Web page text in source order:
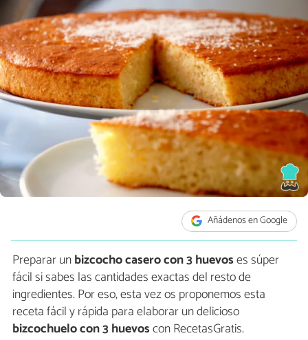
Añádenos en Google
Preparar unbizcocho casero con 3 huevoses súper
fácil si sabes las cantidades exactas del resto de
ingredientes. Por eso, esta vez os proponemos esta
receta fácil y rápida para elaborar un delicioso
bizcochuelo con 3 huevoscon RecetasGratis.